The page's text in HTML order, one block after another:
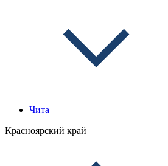
Чита
Красноярский край